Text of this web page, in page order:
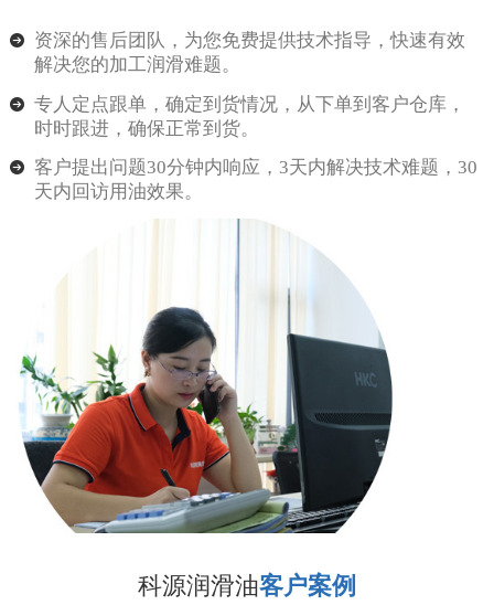
资深的售后团队，为您免费提供技术指导，快速有效
解决您的加工润滑难题。
专人定点跟单，确定到货情况，从下单到客户仓库，
时时跟进，确保正常到货。
客户提出问题30分钟内响应，3天内解决技术难题，30
天内回访用油效果。
科源润滑油客户案例